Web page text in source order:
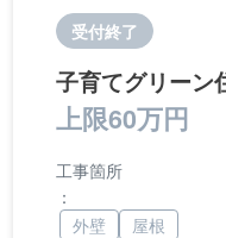
受付終了
子育てグリーン
上限60万円
工事箇所
：
外壁
屋根